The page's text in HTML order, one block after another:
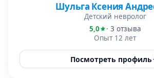
Шульга Ксения
Детский невролог
5,0
· 3 отзыва
Опыт 12 лет
Посмотреть профиль